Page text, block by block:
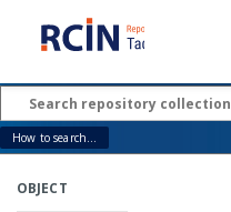
How to search...
OBJECT